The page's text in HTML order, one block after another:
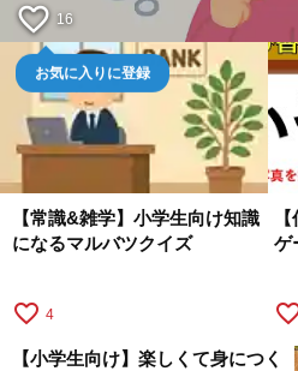
favorite_border 16
お気に入りに登録
【常識&雑学】小学生向け知識
になるマルバツクイズ
favorite_border 4
ゲ
【小学生向け】楽しくて身につく